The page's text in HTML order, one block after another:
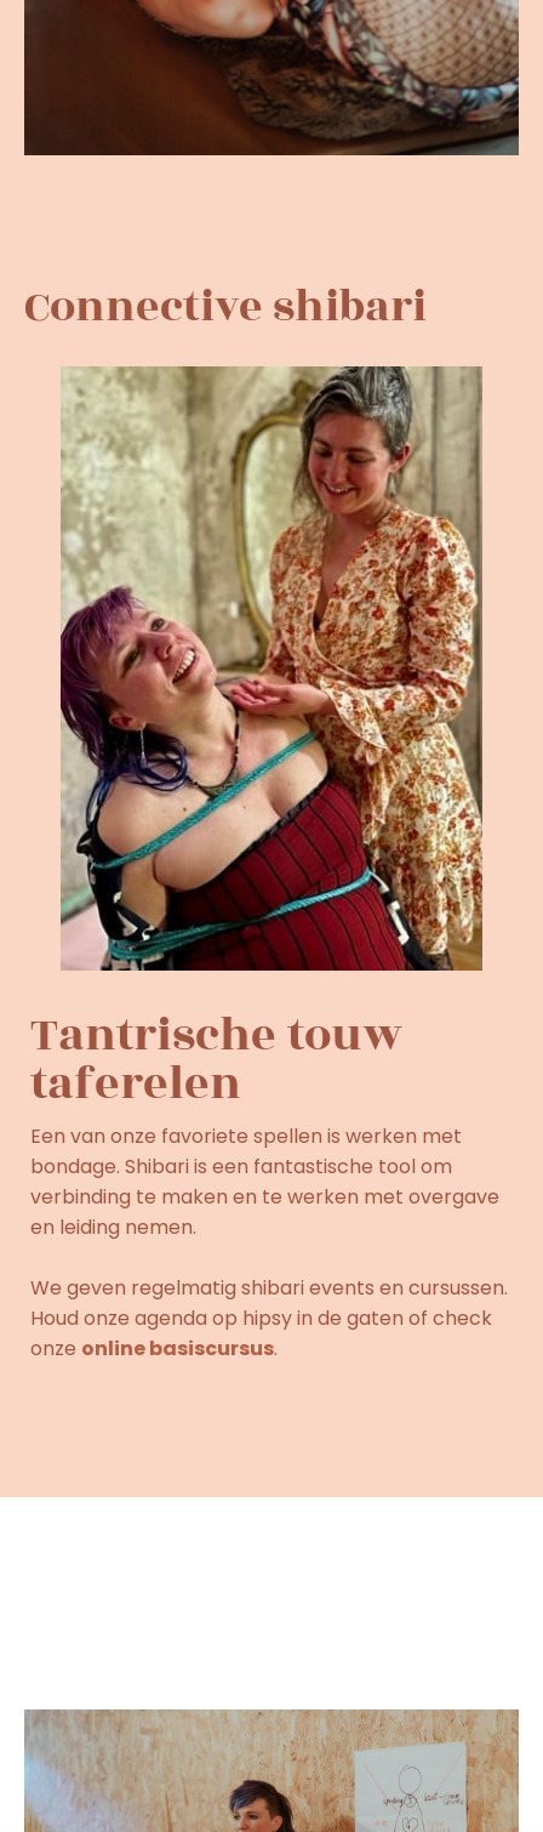
Connective shibari
Tantrische touw
taferelen
Een van onze favoriete spellen is werken met
bondage. Shibari is een fantastische tool om
verbinding te maken en te werken met overgave
en leiding nemen.
We geven regelmatig shibari events en cursussen.
Houd onze agenda op hipsy in de gaten of check
onze online basiscursus.